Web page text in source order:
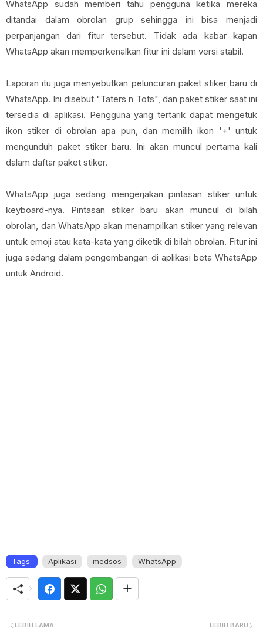
WhatsApp sudah memberi tahu pengguna ketika mereka
ditandai dalam obrolan grup sehingga ini bisa menjadi
perpanjangan dari fitur tersebut. Tidak ada kabar kapan
WhatsApp akan memperkenalkan fitur ini dalam versi stabil.
Laporan itu juga menyebutkan peluncuran paket stiker baru di
WhatsApp. Ini disebut "Taters n Tots", dan paket stiker saat ini
tersedia di aplikasi. Pengguna yang tertarik dapat mengetuk
ikon stiker di obrolan apa pun, dan memilih ikon '+' untuk
mengunduh paket stiker baru. Ini akan muncul pertama kali
dalam daftar paket stiker.
WhatsApp juga sedang mengerjakan pintasan stiker untuk
keyboard-nya. Pintasan stiker baru akan muncul di bilah
obrolan, dan WhatsApp akan menampilkan stiker yang relevan
untuk emoji atau kata-kata yang diketik di bilah obrolan. Fitur ini
juga sedang dalam pengembangan di aplikasi beta WhatsApp
untuk Android.
Tags: Aplikasi medsos WhatsApp
LEBIH BARU
LEBIH LAMA